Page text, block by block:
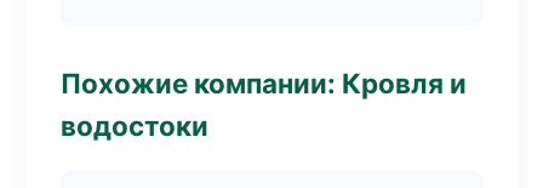
Похожие компании: Кровля и
водостоки